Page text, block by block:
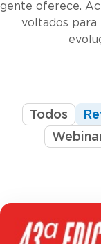
gente oferece.
voltados para
Todos